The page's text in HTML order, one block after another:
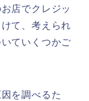
店でクレジッ
て、考えられ
ていくつかご
を調べるた